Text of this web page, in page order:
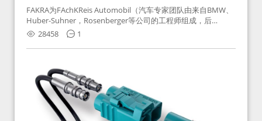
FAKRA为FAchKReis Automobil（汽车专家团队由来自BMW、
Huber-Suhner，Rosenberger等公司的工程师组成，后
Huber-Suhner相关连接器业务及技术在2010年并入
Rosenberger）缩写。起初为BMW需求用于车载收音机天线连
接，如今FAKRA已成为汽车行业通用标准的射频连接器，被业
28458 1